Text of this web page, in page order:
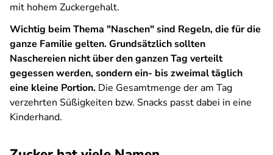
mit hohem Zuckergehalt.
Wichtig beim Thema "Naschen" sind Regeln, die für die
ganze Familie gelten. Grundsätzlich sollten
Naschereien nicht über den ganzen Tag verteilt
gegessen werden, sondern ein- bis zweimal täglich
eine kleine Portion. Die Gesamtmenge der am Tag
verzehrten Süßigkeiten bzw. Snacks passt dabei in eine
Kinderhand.